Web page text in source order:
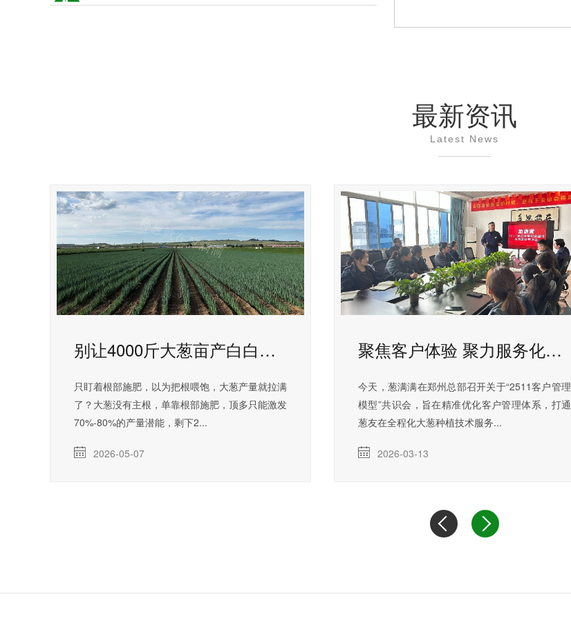
最新资讯
Latest News
别让4000斤大葱亩产白白流失！氨基酸钙镁对大葱的增产作用
只盯着根部施肥，以为把根喂饱，大葱产量就拉满
了？大葱没有主根，单靠根部施肥，顶多只能激发
70%-80%的产量潜能，剩下2...
2026-05-07
聚焦客户体验 聚力服务化升级 葱满满召开2511客户管理系统搭建共识会
今天，葱满满在郑州总部召开关于“2511客户管理
模型”共识会，旨在精准优化客户管理体系，打通
葱友在全程化大葱种植技术服务...
2026-03-13